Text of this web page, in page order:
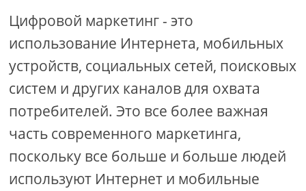
Цифровой маркетинг - это
использование Интернета, мобильных
устройств, социальных сетей, поисковых
систем и других каналов для охвата
потребителей. Это все более важная
часть современного маркетинга,
поскольку все больше и больше людей
используют Интернет и мобильные